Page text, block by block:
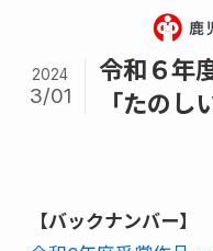
令和６年
「たのし
2024
3/01
【バックナンバー】